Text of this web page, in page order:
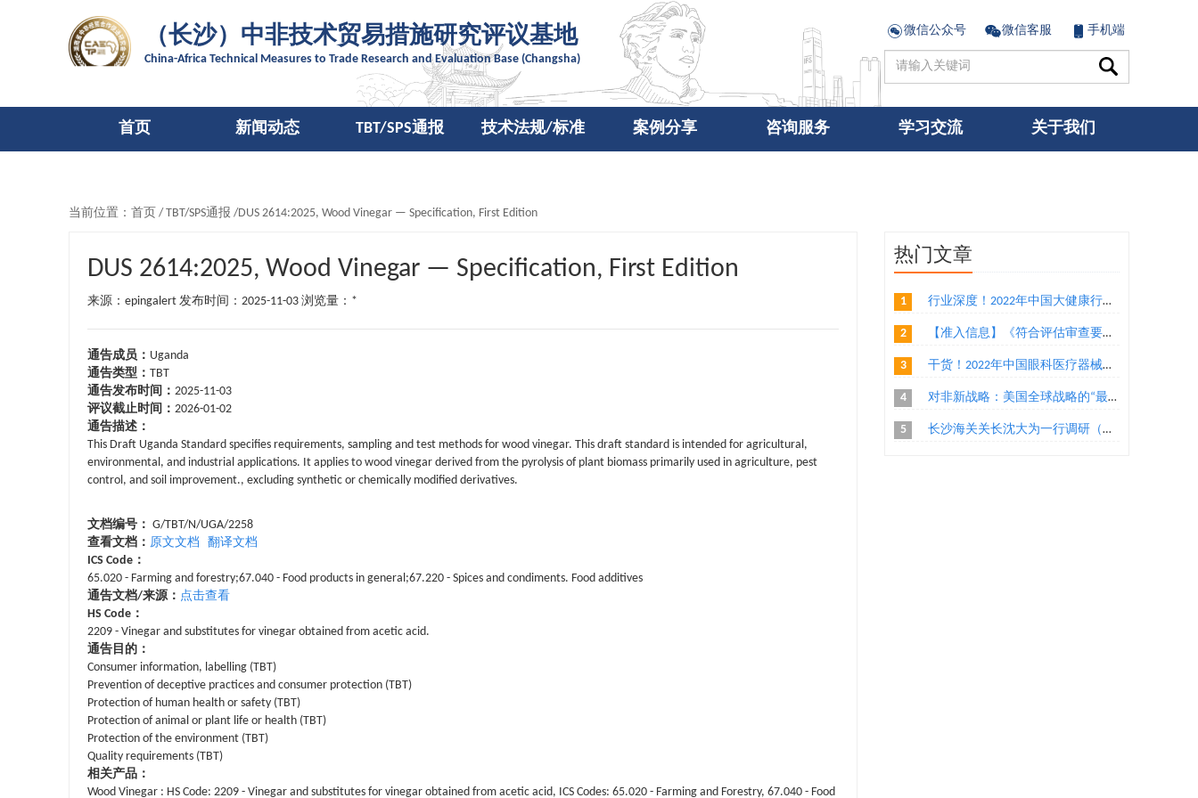
（长沙）中非技术贸易措施研究评议基地
China-Africa Technical Measures to Trade Research and Evaluation Base (Changsha)
微信公众号 微信客服 手机端
首页 新闻动态 TBT/SPS通报 技术法规/标准 案例分享 咨询服务 学习交流 关于我们
当前位置： 首页 / TBT/SPS通报 /DUS 2614:2025, Wood Vinegar — Specification, First Edition
DUS 2614:2025, Wood Vinegar — Specification, First Edition
来源：epingalert 发布时间：2025-11-03 浏览量：*
通告成员： Uganda
通告类型： TBT
通告发布时间： 2025-11-03
评议截止时间： 2026-01-02
通告描述：
This Draft Uganda Standard specifies requirements, sampling and test methods for wood vinegar. This draft standard is intended for agricultural,
environmental, and industrial applications. It applies to wood vinegar derived from the pyrolysis of plant biomass primarily used in agriculture, pest
control, and soil improvement., excluding synthetic or chemically modified derivatives.
文档编号： G/TBT/N/UGA/2258
查看文档： 原文文档
翻译文档
ICS Code：
65.020 - Farming and forestry;67.040 - Food products in general;67.220 - Spices and condiments. Food additives
通告文档/来源： 点击查看
HS Code：
2209 - Vinegar and substitutes for vinegar obtained from acetic acid.
通告目的：
Consumer information, labelling (TBT)
Prevention of deceptive practices and consumer protection (TBT)
Protection of human health or safety (TBT)
Protection of animal or plant life or health (TBT)
Protection of the environment (TBT)
Quality requirements (TBT)
相关产品：
Wood Vinegar : HS Code: 2209 - Vinegar and substitutes for vinegar obtained from acetic acid, ICS Codes: 65.020 - Farming and Forestry, 67.040 - Food
热门文章
1 行业深度！2022年中国大健康行业竞争格局及市场份额分析 医药大健康市场朝着集中化方向发展
2 【准入信息】《符合评估审查要求及有传统贸易的国家或地区输华食品目录》（水产品、乳制品、植物源性食品）
3 干货！2022年中国眼科医疗器械行业龙头企业分析——爱博医疗：创新导向的眼科医疗器械厂商
4 对非新战略：美国全球战略的“最后一块拼图”
5 长沙海关关长沈大为一行调研（长沙）中非技术贸易措施研究评议基地